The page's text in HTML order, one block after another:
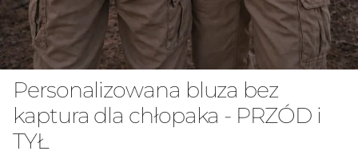
Personalizowana bluza bez
kaptura dla chłopaka - PRZÓD i
TYŁ